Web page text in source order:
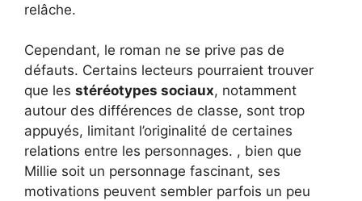
relâche.
Cependant, le roman ne se prive pas de
défauts. Certains lecteurs pourraient trouver
que les stéréotypes sociaux, notamment
autour des différences de classe, sont trop
appuyés, limitant l’originalité de certaines
relations entre les personnages. , bien que
Millie soit un personnage fascinant, ses
motivations peuvent sembler parfois un peu